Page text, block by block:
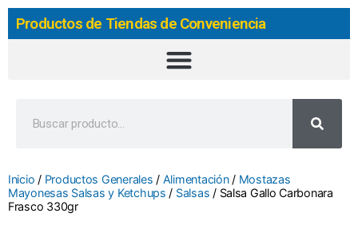
Productos de Tiendas de Conveniencia
Inicio / Productos Generales / Alimentación/ Mostazas
Mayonesas Salsas y Ketchups / Salsas / Salsa Gallo Carbonara
Frasco 330gr